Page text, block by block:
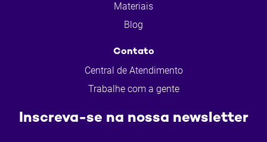
Materiais
Blog
Contato
Central de Atendimento
Trabalhe com a gente
Inscreva-se na nossa newsletter